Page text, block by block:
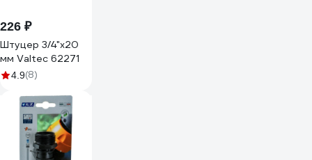
226 ₽
Штуцер 3/4"х20
мм Valtec 62271
4.9(8)